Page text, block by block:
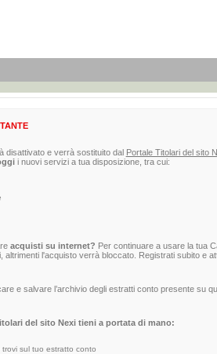
disattivato e verrà sostituito dal Portale Titolari del sito
i nuovi servizi a tua disposizione, tra cui:
acquisti su internet? Per continuare a usare la tua
altrimenti l'acquisto verrà bloccato. Registrati subito e
e salvare l’archivio degli estratti conto presente su
del sito Nexi tieni a portata di mano:
sul tuo estratto conto